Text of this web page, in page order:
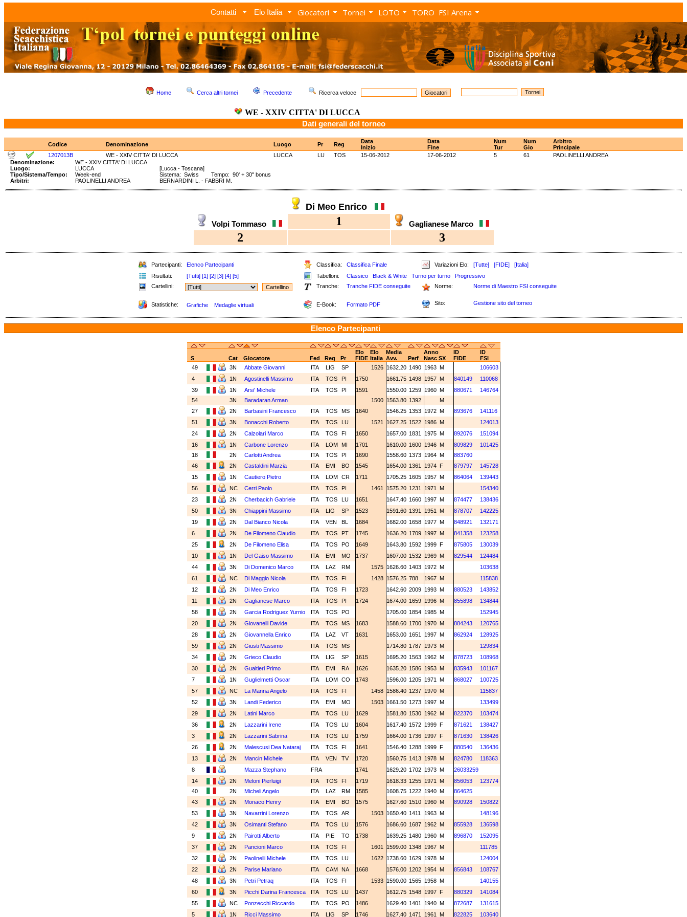
Contatti Elo Italia Giocatori Tornei LOTO TORO FSI Arena
Home Cerca altri tornei Precedente Ricerca veloce
WE - XXIV CITTA' DI LUCCA
Dati generali del torneo
Codice Denominazione Luogo Pr Reg
Data
Inizio
Data
Fine
Num
Tur
Num
Gio
Arbitro
Principale
1207013B
WE - XXIV CITTA' DI LUCCA LUCCA LU TOS 15-06-2012 17-06-2012 5 61
PAOLINELLI ANDREA
Denominazione:
WE - XXIV CITTA' DI LUCCA
Luogo:
LUCCA
[Lucca - Toscana]
Tipo/Sistema/Tempo:
Week-end
Sistema: Swiss Tempo: 90' + 30" bonus
Arbitri:
PAOLINELLI ANDREA BERNARDINI L. - FABBRI M.
Di Meo Enrico
Volpi Tommaso 1 Gaglianese Marco
2 3
Partecipanti: Elenco Partecipanti Classifica: Classifica Finale Variazioni Elo: [Tutte] [FIDE]
[Italia]
Risultati:
[Tutti] [1] [2] [3] [4] [5] Tabelloni: Classico Black & White Turno per turno
Progressivo
Cartellini:
Tranche: Tranche FIDE conseguite Norme: Norme di Maestro FSI conseguite
Statistiche: Grafiche Medaglie virtuali E-Book: Formato PDF Sito: Gestione sito del torneo
Elenco Partecipanti
Elo Elo Media Anno ID
ID
S
Cat Giocatore Fed Reg Pr FIDE Italia Avv. Perf Nasc SX FIDE
FSI
49
3N Abbate Giovanni ITA LIG SP 1526 1632.20 1490 1963 M
106603
4
1N Agostinelli Massimo ITA TOS PI 1750 1661.75 1498 1957 M 840149
110068
39
1N Arsi' Michele ITA TOS PI 1591 1550.00 1259 1960 M 880671
146764
54
3N Baradaran Arman 1500 1563.80 1392
M
27
2N Barbasini Francesco ITA TOS MS 1640 1546.25 1353 1972 M 893676
141116
51
3N Bonacchi Roberto ITA TOS LU 1521 1627.25 1522 1986 M
124013
24
2N Calzolari Marco ITA TOS FI 1650 1657.00 1831 1975 M 892076
151094
16
1N Carbone Lorenzo ITA LOM MI 1701 1610.00 1600 1946 M 809829
101425
18
2N Carlotti Andrea ITA TOS PI 1690 1558.60 1373 1964 M
883760
46
2N Castaldini Marzia ITA EMI BO 1545 1654.00 1361 1974 F 879797
145728
15
1N Cautiero Pietro ITA LOM CR 1711 1705.25 1605 1957 M 864064
139443
56
NC Cerri Paolo ITA TOS PI 1461 1575.20 1231 1971 M
154340
23
2N Cherbacich Gabriele ITA TOS LU 1651 1647.40 1660 1997 M 874477
138436
50
3N Chiappini Massimo ITA LIG SP 1523 1591.60 1391 1951 M 878707
142225
19
2N Dal Bianco Nicola ITA VEN BL 1684 1682.00 1658 1977 M 848921
132171
6
2N De Filomeno Claudio ITA TOS PT 1745 1636.20 1709 1997 M 841358
123258
25
2N De Filomeno Elisa ITA TOS PO 1649 1643.80 1592 1999 F 875805
130039
10
1N Del Gaiso Massimo ITA EMI MO 1737 1607.00 1532 1969 M 829544
124484
44
3N Di Domenico Marco ITA LAZ RM 1575 1626.60 1403 1972 M
103638
61
NC Di Maggio Nicola ITA TOS FI 1428 1576.25 788 1967 M
115838
12
2N Di Meo Enrico ITA TOS FI 1723 1642.60 2009 1993 M 880523
143852
11
2N Gaglianese Marco ITA TOS PI 1724 1674.00 1659 1996 M 855898
134844
58
2N Garcia Rodriguez Yurnio ITA TOS PO 1705.00 1854 1985 M
152945
20
2N Giovanelli Davide ITA TOS MS 1683 1588.60 1700 1970 M 884243
120765
28
2N Giovannella Enrico ITA LAZ VT 1631 1653.00 1651 1997 M 862924
128925
59
2N Giusti Massimo ITA TOS MS 1714.80 1787 1973 M
129834
34
2N Grieco Claudio ITA LIG SP 1615 1695.20 1563 1962 M 878723
108968
30
2N Gualtieri Primo ITA EMI RA 1626 1635.20 1586 1953 M 835943
101167
7
1N Guglielmetti Oscar ITA LOM CO 1743 1596.00 1205 1971 M 868027
100725
57
NC La Manna Angelo ITA TOS FI 1458 1586.40 1237 1970 M
115837
52
3N Landi Federico ITA EMI MO 1503 1661.50 1273 1997 M
133499
29
2N Latini Marco ITA TOS LU 1629 1581.80 1530 1962 M 822370
103474
36
2N Lazzarini Irene ITA TOS LU 1604 1617.40 1572 1999 F 871621
138427
3
2N Lazzarini Sabrina ITA TOS LU 1759 1664.00 1736 1997 F 871630
138426
26
2N Malescusi Dea Nataraj ITA TOS FI 1641 1546.40 1288 1999 F 880540
136436
13
2N Mancin Michele ITA VEN TV 1720 1560.75 1413 1978 M 824780
118363
8
Mazza Stephano FRA 1741 1629.20 1702 1973 M
26033259
14
2N Meloni Pierluigi ITA TOS FI 1719 1618.33 1255 1971 M 856053
123774
40
2N Micheli Angelo ITA LAZ RM 1585 1608.75 1222 1940 M
864625
43
2N Monaco Henry ITA EMI BO 1575 1627.60 1510 1960 M 890928
150822
53
3N Navarrini Lorenzo ITA TOS AR 1503 1650.40 1411 1963 M
148196
42
3N Osimanti Stefano ITA TOS LU 1576 1686.60 1687 1962 M 855928
136598
9
2N Pairotti Alberto ITA PIE TO 1738 1639.25 1480 1960 M 896870
152095
37
2N Pancioni Marco ITA TOS FI 1601 1599.00 1348 1967 M
111785
32
2N Paolinelli Michele ITA TOS LU 1622 1738.60 1629 1978 M
124004
22
2N Parise Mariano ITA CAM NA 1668 1576.00 1202 1954 M 856843
108767
48
3N Petri Petraq ITA TOS FI 1533 1590.00 1565 1958 M
140155
60
3N Picchi Darina Francesca ITA TOS LU 1437 1612.75 1548 1997 F 880329
141084
55
NC Ponzecchi Riccardo ITA TOS PO 1486 1629.40 1401 1940 M 872687
131615
5
1N Ricci Massimo ITA LIG SP 1746 1627.40 1471 1961 M 822825 103640